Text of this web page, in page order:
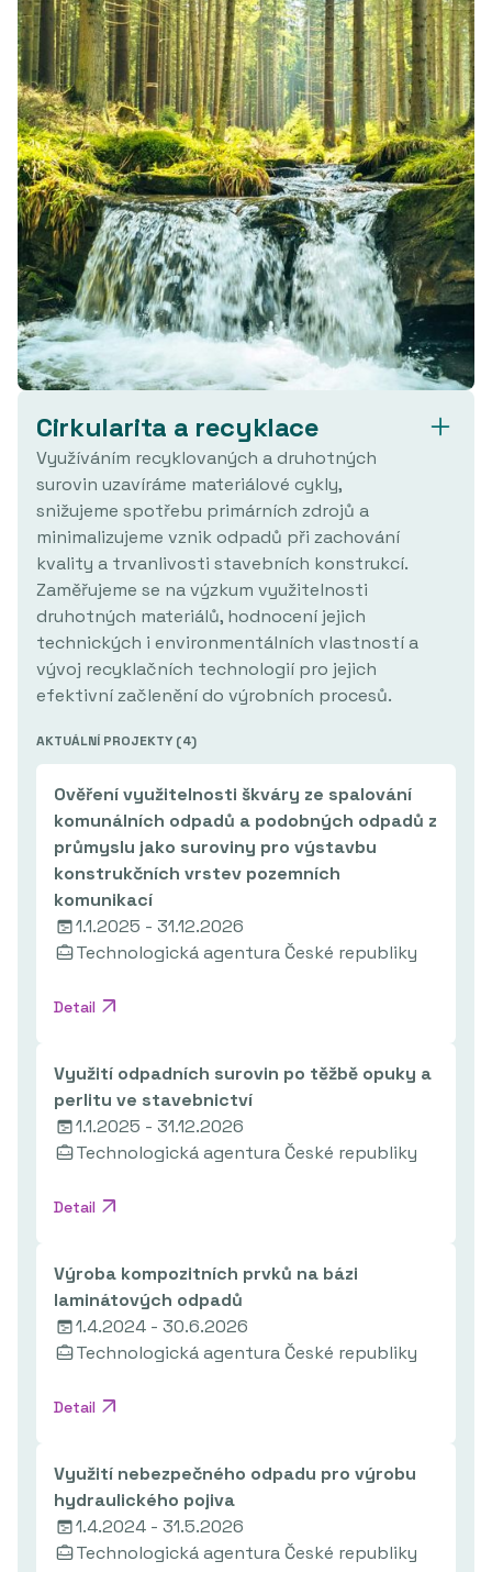
Cirkularita a recyklace
Využíváním recyklovaných a druhotných
surovin uzavíráme materiálové cykly,
snižujeme spotřebu primárních zdrojů a
minimalizujeme vznik odpadů při zachování
kvality a trvanlivosti stavebních konstrukcí.
Zaměřujeme se na výzkum využitelnosti
druhotných materiálů, hodnocení jejich
technických i environmentálních vlastností a
vývoj recyklačních technologií pro jejich
efektivní začlenění do výrobních procesů.
AKTUÁLNÍ PROJEKTY (4)
Ověření využitelnosti škváry ze spalování
komunálních odpadů a podobných odpadů z
průmyslu jako suroviny pro výstavbu
konstrukčních vrstev pozemních
komunikací
1.1.2025 - 31.12.2026
Technologická agentura České republiky
Detail
Využití odpadních surovin po těžbě opuky a
perlitu ve stavebnictví
1.1.2025 - 31.12.2026
Technologická agentura České republiky
Detail
Výroba kompozitních prvků na bázi
laminátových odpadů
1.4.2024 - 30.6.2026
Technologická agentura České republiky
Detail
Využití nebezpečného odpadu pro výrobu
hydraulického pojiva
1.4.2024 - 31.5.2026
Technologická agentura České republiky